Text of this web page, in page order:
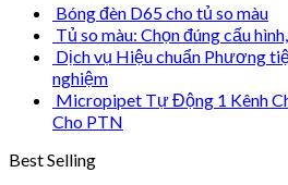
Bóng đèn D65 cho tủ so màu
Tủ so màu: Chọn đúng cấu
Dịch vụ Hiệu chuẩn Phương
nghiệm
Micropipet Tự Động 1 Kênh
Cho PTN
Best Selling